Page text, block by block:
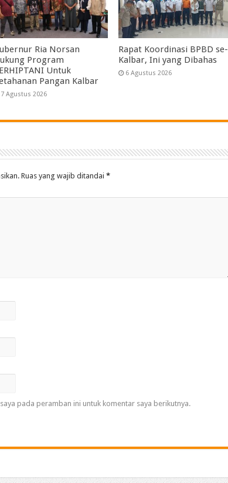
Ria Norsan
Program
Untuk
Pangan Kalbar
7 Agustus 2026
Rapat Koordinasi BPBD se-
Kalbar, Ini yang Dibahas
6 Agustus 2026
Ruas yang wajib ditandai *
pada peramban ini untuk komentar saya berikutnya.